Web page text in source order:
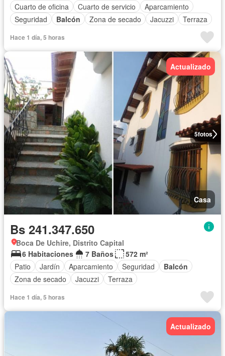
Cuarto de oficina
Cuarto de servicio
Aparcamiento
Seguridad
Balcón Zona de secado Jacuzzi Terraza
Hace 1 día, 5 horas
5fotos
Actualizado
Casa
Bs 241.347.650
Boca De Uchire, Distrito Capital
6 Habitaciones
7 Baños
572 m²
Patio
Jardín Aparcamiento Seguridad
Balcón
Zona de secado
Jacuzzi Terraza
Hace 1 día, 5 horas
Actualizado